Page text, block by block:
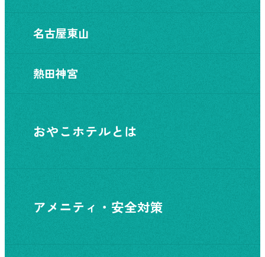
名古屋東山
熱田神宮
おやこホテルとは
アメニティ・安全対策